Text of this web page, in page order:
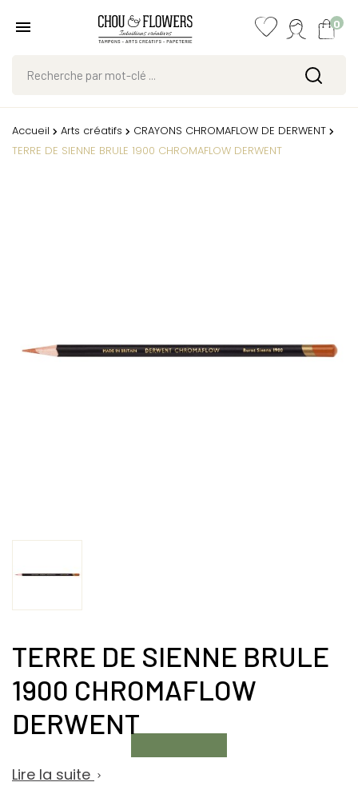
0
Accueil Arts créatifs
CRAYONS CHROMAFLOW DE DERWENT
TERRE DE SIENNE BRULE 1900 CHROMAFLOW DERWENT
TERRE DE SIENNE BRULE
1900 CHROMAFLOW
DERWENT
Lire la suite 